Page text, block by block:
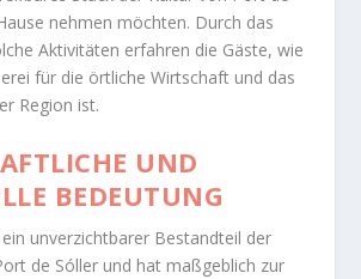
nehmen möchten. Durch das
Aktivitäten erfahren die Gäste, wie
für die örtliche Wirtschaft und das
Region ist.
UND
BEDEUTUNG
unverzichtbarer Bestandteil der
de Sóller und hat maßgeblich zur